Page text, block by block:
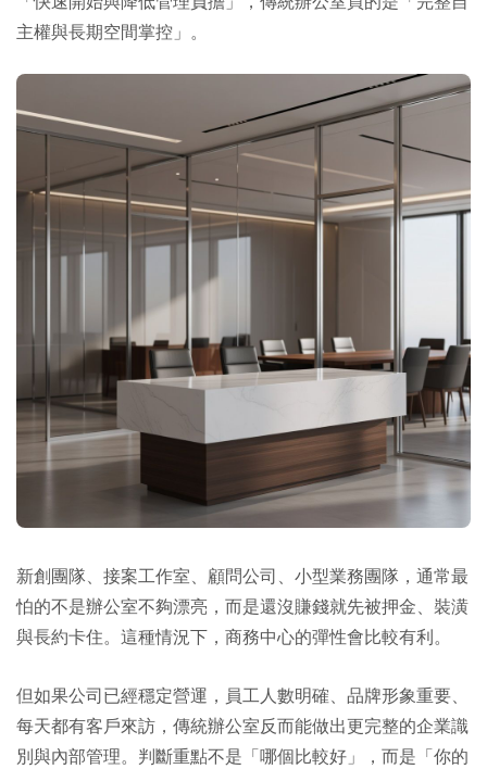
主權與長期空間掌控」。
新創團隊、接案工作室、顧問公司、小型業務團隊，通常最
怕的不是辦公室不夠漂亮，而是還沒賺錢就先被押金、裝潢
與長約卡住。這種情況下，商務中心的彈性會比較有利。
但如果公司已經穩定營運，員工人數明確、品牌形象重要、
每天都有客戶來訪，傳統辦公室反而能做出更完整的企業識
別與內部管理。判斷重點不是「哪個比較好」，而是「你的